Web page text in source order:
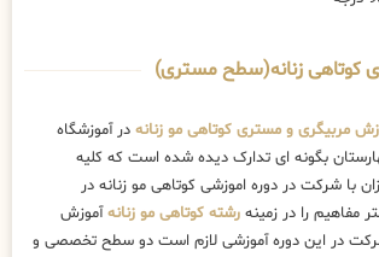
کوتاهی زنانه(سطح مستری)
مربیگری و مستری کوتاهی مو زنانه در آموزشگاه
بگونه ای تدارک دیده شده است که کلیه
با شرکت در دوره اموزشی کوتاهی مو زنانه در
مفاهیم را در زمینه رشته کوتاهی مو زنانهآموزش
در این دوره آموزشی لازم است دو سطح تخصصی و